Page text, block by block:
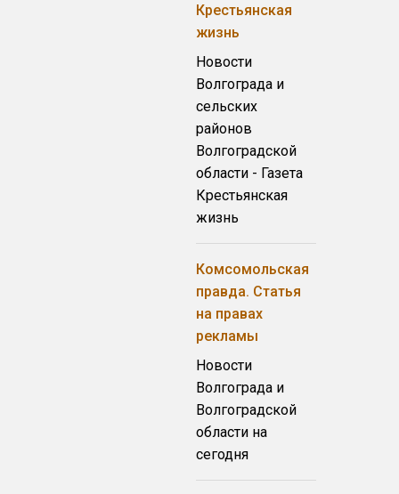
Крестьянская
жизнь
Новости
Волгограда и
сельских
районов
Волгоградской
области - Газета
Крестьянская
жизнь
Комсомольская
правда. Статья
на правах
рекламы
Новости
Волгограда и
Волгоградской
области на
сегодня